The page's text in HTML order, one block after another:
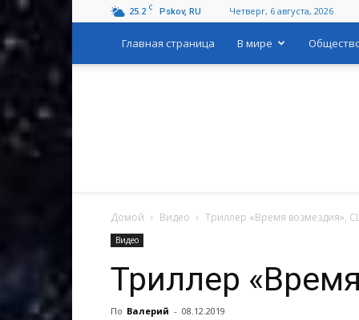
25.2 C Pskov, RU Четверг, 6 августа, 2026
Главная страница В мире
Домой Видео Триллер «Время возмездия»,
Видео
Триллер
По Валерий - 08.12.2019